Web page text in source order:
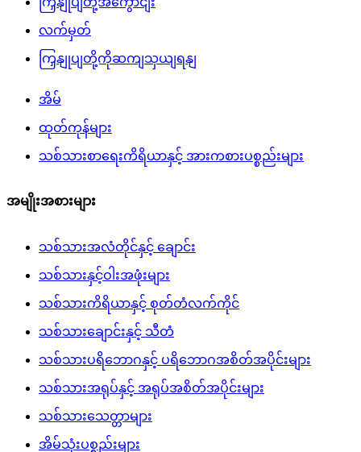
လက်မှတ်
ကြှနျုပျတို့ကိုဆကျသှယျရနျ
အိမ်
ထုတ်ကုန်များ
သစ်သားစာရေးကိရိယာနှင့် အားကစားပစ္စည်းများ
အမျိုးအစားများ
သစ်သားအလံတိုင်နှင့် ချောင်း
သစ်သားနှင့်ဝါးအဖုံးများ
သစ်သားကိရိယာနှင့် စုတ်တံလက်ကိုင်
သစ်သားချောင်းနှင့် သီတံ
သစ်သားပရိဘောဂနှင့် ပရိဘောဂအစိတ်အပိုင်းများ
သစ်သားအရုပ်နှင့် အရုပ်အစိတ်အပိုင်းများ
သစ်သားသေတ္တာများ
အိမ်သုံးပစ္စည်းများ